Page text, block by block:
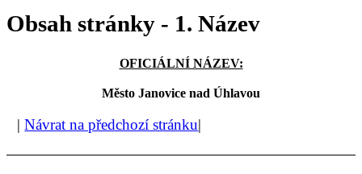
Obsah stránky - 1. Název
OFICIÁLNÍ NÁZEV:
Město Janovice nad Úhlavou
|Návrat na předchozí stránku|